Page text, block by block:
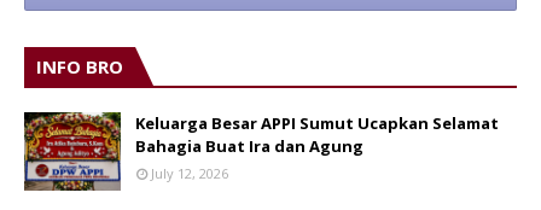
INFO BRO
Keluarga Besar APPI Sumut Ucapkan Selamat
Bahagia Buat Ira dan Agung
July 12, 2026